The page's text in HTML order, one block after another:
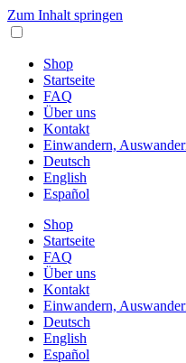
Zum Inhalt springen
Shop
Startseite
FAQ
Über uns
Kontakt
Einwandern,
Deutsch
English
Español
Shop
Startseite
FAQ
Über uns
Kontakt
Einwandern,
Deutsch
English
Español